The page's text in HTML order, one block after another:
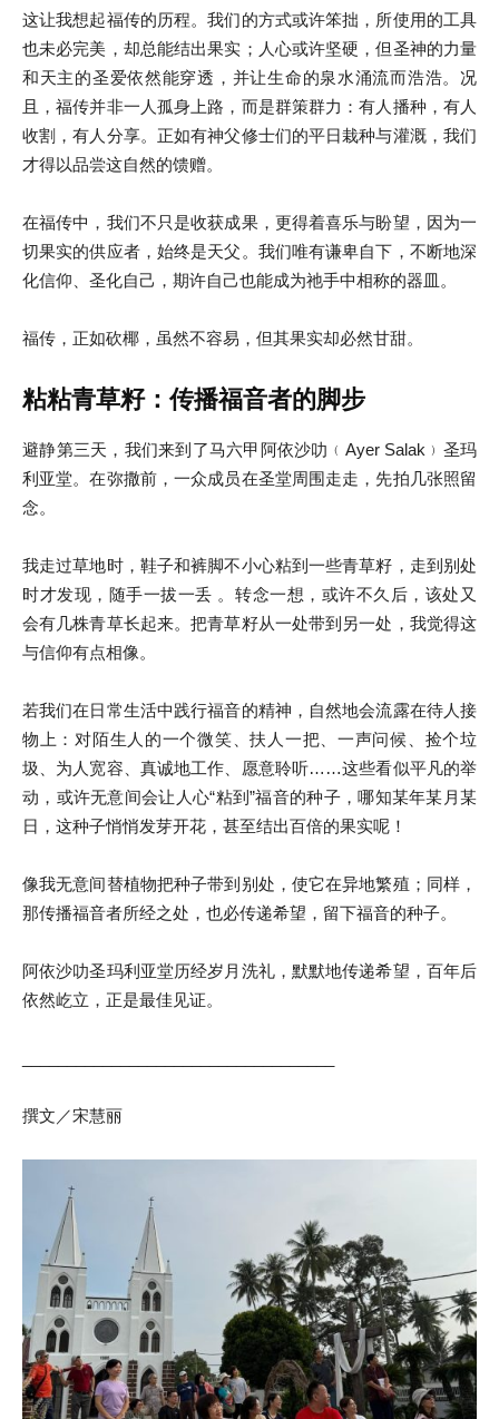
这让我想起福传的历程。我们的方式或许笨拙，所使用的工具
也未必完美，却总能结出果实；人心或许坚硬，但圣神的力量
和天主的圣爱依然能穿透，并让生命的泉水涌流而浩浩。况
且，福传并非一人孤身上路，而是群策群力：有人播种，有人
收割，有人分享。正如有神父修士们的平日栽种与灌溉，我们
才得以品尝这自然的馈赠。
在福传中，我们不只是收获成果，更得着喜乐与盼望，因为一
切果实的供应者，始终是天父。我们唯有谦卑自下，不断地深
化信仰、圣化自己，期许自己也能成为祂手中相称的器皿。
福传，正如砍椰，虽然不容易，但其果实却必然甘甜。
粘粘青草籽：传播福音者的脚步
避静第三天，我们来到了马六甲阿依沙叻﹙Ayer Salak﹚圣玛
利亚堂。在弥撒前，一众成员在圣堂周围走走，先拍几张照留
念。
我走过草地时，鞋子和裤脚不小心粘到一些青草籽，走到别处
时才发现，随手一拔一丢 。转念一想，或许不久后，该处又
会有几株青草长起来。把青草籽从一处带到另一处，我觉得这
与信仰有点相像。
若我们在日常生活中践行福音的精神，自然地会流露在待人接
物上：对陌生人的一个微笑、扶人一把、一声问候、捡个垃
圾、为人宽容、真诚地工作、愿意聆听……这些看似平凡的举
动，或许无意间会让人心“粘到”福音的种子，哪知某年某月某
日，这种子悄悄发芽开花，甚至结出百倍的果实呢！
像我无意间替植物把种子带到别处，使它在异地繁殖；同样，
那传播福音者所经之处，也必传递希望，留下福音的种子。
阿依沙叻圣玛利亚堂历经岁月洗礼，默默地传递希望，百年后
依然屹立，正是最佳见证。
撰文／宋慧丽